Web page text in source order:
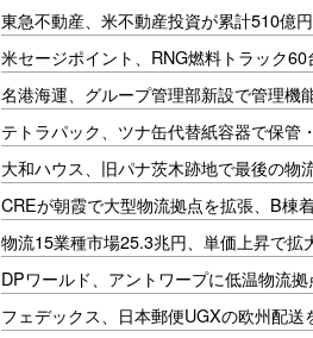
東急不動産、米不動産投資が累計510億
米セージポイント、RNG燃料トラック60
名港海運、グループ管理部新設で管理機
テトラパック、ツナ缶代替紙容器で保管
大和ハウス、旧パナ茨木跡地で最後の物
CREが朝霞で大型物流拠点を拡張、B棟
物流15業種市場25.3兆円、単価上昇で拡
DPワールド、アントワープに低温物流拠
フェデックス、日本郵便UGXの欧州配送